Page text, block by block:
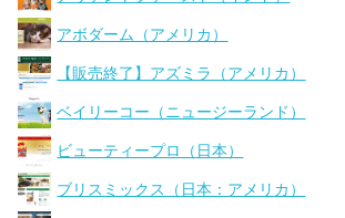
アボダーム（アメリカ）
【販売終了】アズミラ（アメリカ）
ベイリーコー（ニュージーランド）
ビューティープロ（日本）
ブリスミックス（日本：アメリカ）